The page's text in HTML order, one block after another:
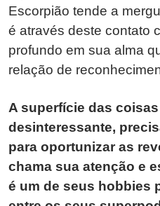
Escorpião tende a
é através deste contato
profundo em sua alma
relação de
A superfície das
desinteressante,
para oportunizar as
chama sua atenção e
é um de seus hobbies